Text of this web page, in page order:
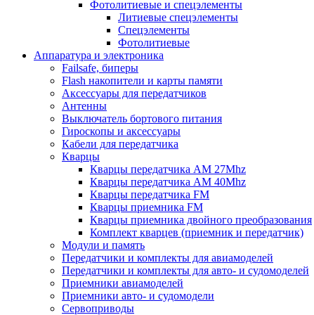
Фотолитиевые и спецэлементы
Литиевые спецэлементы
Спецэлементы
Фотолитиевые
Аппаратура и электроника
Failsafe, биперы
Flash накопители и карты памяти
Аксессуары для передатчиков
Антенны
Выключатель бортового питания
Гироскопы и аксессуары
Кабели для передатчика
Кварцы
Кварцы передатчика AM 27Mhz
Кварцы передатчика AM 40Mhz
Кварцы передатчика FM
Кварцы приемника FM
Кварцы приемника двойного преобразования
Комплект кварцев (приемник и передатчик)
Модули и память
Передатчики и комплекты для авиамоделей
Передатчики и комплекты для авто- и судомоделей
Приемники авиамоделей
Приемники авто- и судомодели
Сервоприводы